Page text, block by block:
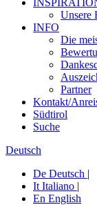
Unsere
INFO
Die
Partner
Kontakt/
Südtirol
Suche
Deutsch
De Deutsch |
It Italiano |
En English